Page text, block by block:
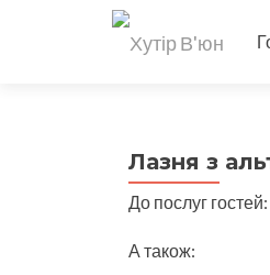
Лазня з
До послуг
А також: